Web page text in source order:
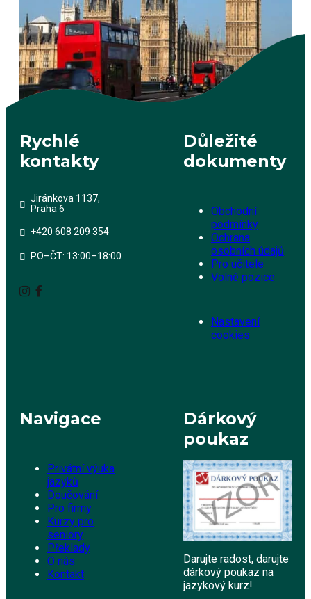
Rychlé
kontakty
Jiránkova 1137,
Praha 6
+420 608 209 354
PO–ČT: 13:00–18:00
Důležité
dokumenty
Obchodní
podmínky
Ochrana
osobních údajů
Pro učitele
Volné pozice
Nastavení
cookies
Navigace
Privátní výuka
jazyků
Doučování
Pro firmy
Kurzy pro
seniory
Překlady
O nás
Kontakt
Dárkový
poukaz
Darujte radost, darujte
dárkový poukaz na
jazykový kurz!